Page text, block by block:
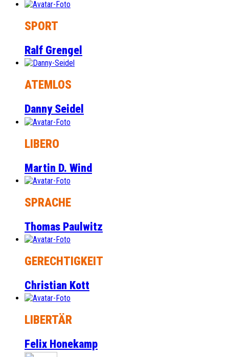
SPORT
Ralf Grengel
ATEMLOS
Danny Seidel
LIBERO
Martin D. Wind
SPRACHE
Thomas Paulwitz
GERECHTIGKEIT
Christian Kott
LIBERTÄR
Felix Honekamp